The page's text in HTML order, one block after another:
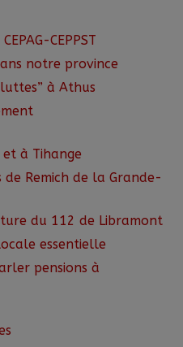
CEPPST
notre province
à Athus
à Tihange
de Remich de la Grande-
du 112 de Libramont
essentielle
pensions à